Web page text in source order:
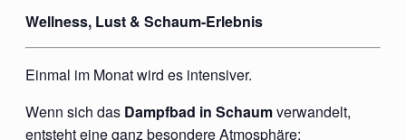
Wellness, Lust & Schaum-Erlebnis
Einmal im Monat wird es intensiver.
Wenn sich das Dampfbad in Schaumverwandelt,
entsteht eine ganz besondere Atmosphäre: